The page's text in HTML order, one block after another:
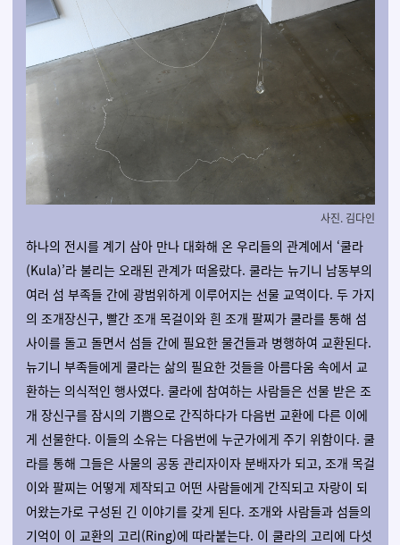
사진. 김다인
하나의 전시를 계기 삼아 만나 대화해 온 우리들의 관계에서 ‘쿨라
(Kula)’라 불리는 오래된 관계가 떠올랐다. 쿨라는 뉴기니 남동부의
여러 섬 부족들 간에 광범위하게 이루어지는 선물 교역이다. 두 가지
의 조개장신구, 빨간 조개 목걸이와 흰 조개 팔찌가 쿨라를 통해 섬
사이를 돌고 돌면서 섬들 간에 필요한 물건들과 병행하여 교환된다.
뉴기니 부족들에게 쿨라는 삶의 필요한 것들을 아름다움 속에서 교
환하는 의식적인 행사였다. 쿨라에 참여하는 사람들은 선물 받은 조
개 장신구를 잠시의 기쁨으로 간직하다가 다음번 교환에 다른 이에
게 선물한다. 이들의 소유는 다음번에 누군가에게 주기 위함이다. 쿨
라를 통해 그들은 사물의 공동 관리자이자 분배자가 되고, 조개 목걸
이와 팔찌는 어떻게 제작되고 어떤 사람들에게 간직되고 자랑이 되
어왔는가로 구성된 긴 이야기를 갖게 된다. 조개와 사람들과 섬들의
기억이 이 교환의 고리(Ring)에 따라붙는다. 이 쿨라의 고리에 다섯